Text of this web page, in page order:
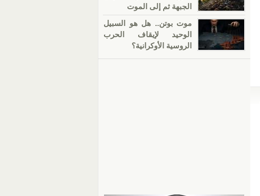
الجبهة ثم إلى الموت
موت بوتن.. هل هو السبيل
الوحيد لإيقاف الحرب
الروسية الأوكرانية؟